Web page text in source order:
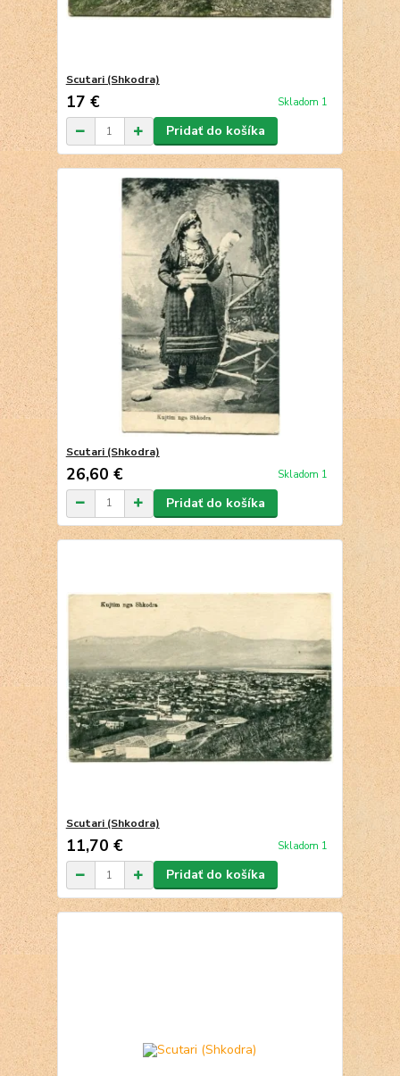
Scutari (Shkodra)
17 € Skladom 1
Pridať do košíka
Scutari (Shkodra)
26,60 € Skladom 1
Pridať do košíka
Scutari (Shkodra)
11,70 € Skladom 1
Pridať do košíka